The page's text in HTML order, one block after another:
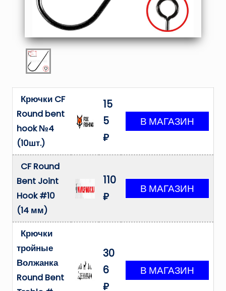
Крючки CF
Round bent
hook №4
(10шт.)
15
5
₽
CF Round
Bent Joint
Hook #10
(14 мм)
110
₽
Крючки
тройные
Волжанка
Round Bent
30
6
₽